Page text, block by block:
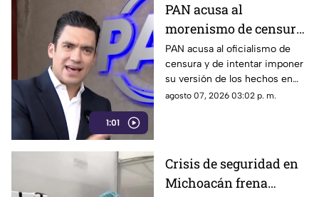
1:01
PAN acusa al
morenismo de censura
y de imponer narrativa
en el debate público
PAN acusa al oficialismo de
censura y de intentar imponer
su versión de los hechos en
medio del debate político
agosto 07, 2026 03:02 p. m.
Crisis de seguridad en
Michoacán frena